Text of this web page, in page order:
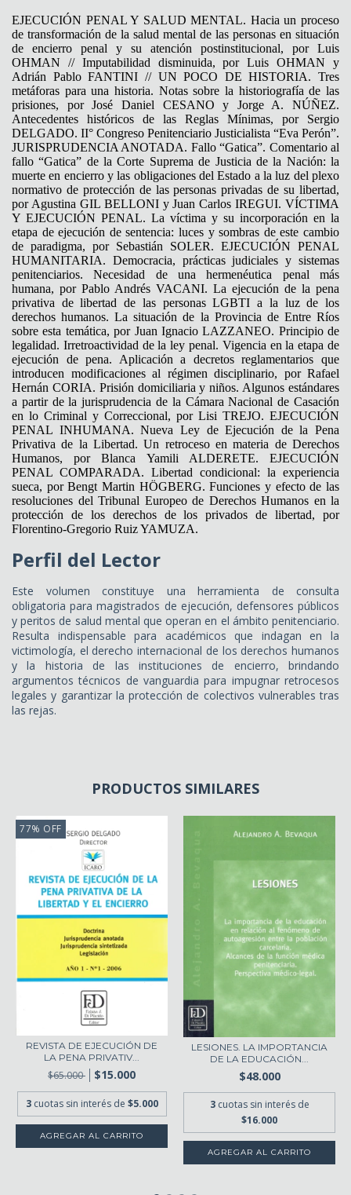
EJECUCIÓN PENAL Y SALUD MENTAL. Hacia un proceso
de transformación de la salud mental de las personas en situación
de encierro penal y su atención postinstitucional, por Luis
OHMAN // Imputabilidad disminuida, por Luis OHMAN y
Adrián Pablo FANTINI // UN POCO DE HISTORIA. Tres
metáforas para una historia. Notas sobre la historiografía de las
prisiones, por José Daniel CESANO y Jorge A. NÚÑEZ.
Antecedentes históricos de las Reglas Mínimas, por Sergio
DELGADO. II° Congreso Penitenciario Justicialista “Eva Perón”.
JURISPRUDENCIA ANOTADA. Fallo “Gatica”. Comentario al
fallo “Gatica” de la Corte Suprema de Justicia de la Nación: la
muerte en encierro y las obligaciones del Estado a la luz del plexo
normativo de protección de las personas privadas de su libertad,
por Agustina GIL BELLONI y Juan Carlos IREGUI. VÍCTIMA
Y EJECUCIÓN PENAL. La víctima y su incorporación en la
etapa de ejecución de sentencia: luces y sombras de este cambio
de paradigma, por Sebastián SOLER. EJECUCIÓN PENAL
HUMANITARIA. Democracia, prácticas judiciales y sistemas
penitenciarios. Necesidad de una hermenéutica penal más
humana, por Pablo Andrés VACANI. La ejecución de la pena
privativa de libertad de las personas LGBTI a la luz de los
derechos humanos. La situación de la Provincia de Entre Ríos
sobre esta temática, por Juan Ignacio LAZZANEO. Principio de
legalidad. Irretroactividad de la ley penal. Vigencia en la etapa de
ejecución de pena. Aplicación a decretos reglamentarios que
introducen modificaciones al régimen disciplinario, por Rafael
Hernán CORIA. Prisión domiciliaria y niños. Algunos estándares
a partir de la jurisprudencia de la Cámara Nacional de Casación
en lo Criminal y Correccional, por Lisi TREJO. EJECUCIÓN
PENAL INHUMANA. Nueva Ley de Ejecución de la Pena
Privativa de la Libertad. Un retroceso en materia de Derechos
Humanos, por Blanca Yamili ALDERETE. EJECUCIÓN
PENAL COMPARADA. Libertad condicional: la experiencia
sueca, por Bengt Martin HÖGBERG. Funciones y efecto de las
resoluciones del Tribunal Europeo de Derechos Humanos en la
protección de los derechos de los privados de libertad, por
Florentino-Gregorio Ruiz YAMUZA.
Perfil del Lector
Este volumen constituye una herramienta de consulta
obligatoria para magistrados de ejecución, defensores públicos
y peritos de salud mental que operan en el ámbito penitenciario.
Resulta indispensable para académicos que indagan en la
victimología, el derecho internacional de los derechos humanos
y la historia de las instituciones de encierro, brindando
argumentos técnicos de vanguardia para impugnar retrocesos
legales y garantizar la protección de colectivos vulnerables tras
las rejas.
PRODUCTOS SIMILARES
77% OFF
REVISTA DE EJECUCIÓN DE
LA PENA PRIVATIV...
$65.000 $15.000
3 cuotas sin interés de $5.000
LESIONES. LA IMPORTANCIA
DE LA EDUCACIÓN...
$48.000
3 cuotas sin interés de
$16.000